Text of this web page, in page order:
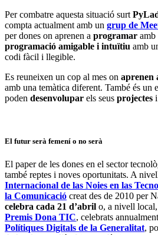
Per combatre aquesta situació surt
compta actualment amb un grup de
per dones on aprenen a programar amb
programació amigable i intuïtiu amb
codi fàcil i llegible.
Es reuneixen un cop al mes on aprenen
amb una temàtica diferent. També és un
poden desenvolupar els seus projectes i
El futur serà femení o no serà
El paper de les dones en el sector
també reptes i noves oportunitats. A
Internacional de las Noies en las
la Comunicació creat des de 2010 per
celebra cada 21 d’abril o, a nivell
Premis Dona TIC, celebrats
Polítiques Digitals de la Generalitat,